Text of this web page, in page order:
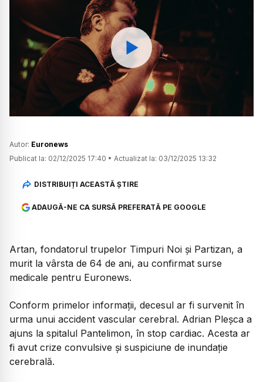
Watch
Autor: Euronews
Publicat la: 02/12/2025 17:40 • Actualizat la: 03/12/2025 13:32
DISTRIBUIȚI ACEASTĂ ȘTIRE
ADAUGĂ-NE CA SURSĂ PREFERATĂ PE GOOGLE
Artan, fondatorul trupelor Timpuri Noi și Partizan, a
murit la vârsta de 64 de ani, au confirmat surse
medicale pentru Euronews.
Conform primelor informații, decesul ar fi survenit în
urma unui accident vascular cerebral. Adrian Pleșca a
ajuns la spitalul Pantelimon, în stop cardiac. Acesta ar
fi avut crize convulsive și suspiciune de inundație
cerebrală.